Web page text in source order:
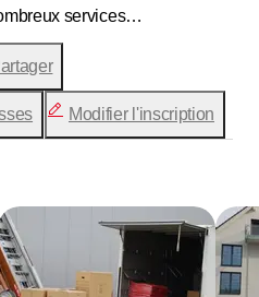
services
Nos domaines
:
Avec nous comme
de A à Z.
:
Modifier l'inscription